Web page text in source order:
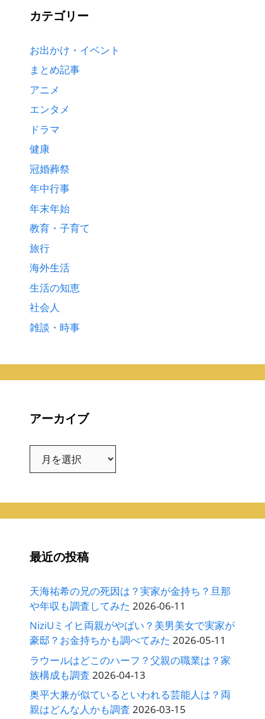
カテゴリー
お出かけ・イベント
まとめ記事
アニメ
エンタメ
ドラマ
健康
冠婚葬祭
年中行事
年末年始
教育・子育て
旅行
海外生活
生活の知恵
社会人
雑談・時事
アーカイブ
最近の投稿
天海祐希の兄の死因は？実家が金持ち？旦那
や年収も調査してみた 2026-06-11
NiziUミイヒ両親がやばい？美男美女で実家が
豪邸？お金持ちかも調べてみた 2026-05-11
ラウールはどこのハーフ？父親の職業は？家
族構成も調査 2026-04-13
奥平大兼が似ているといわれる芸能人は？両
親はどんな人かも調査 2026-03-15